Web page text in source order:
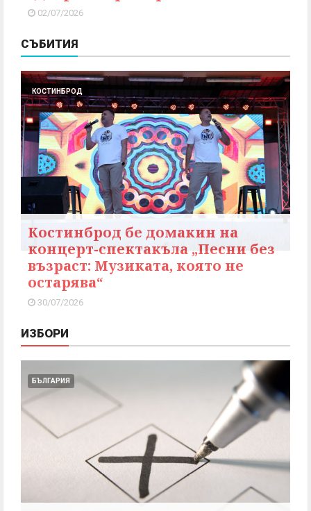
02/07/2026
СЪБИТИЯ
КОСТИНБРОД
Костинброд бе домакин на
концерт-спектакъла „Песни без
възраст: Музиката, която не
остарява“
30/07/2026
ИЗБОРИ
БЪЛГАРИЯ